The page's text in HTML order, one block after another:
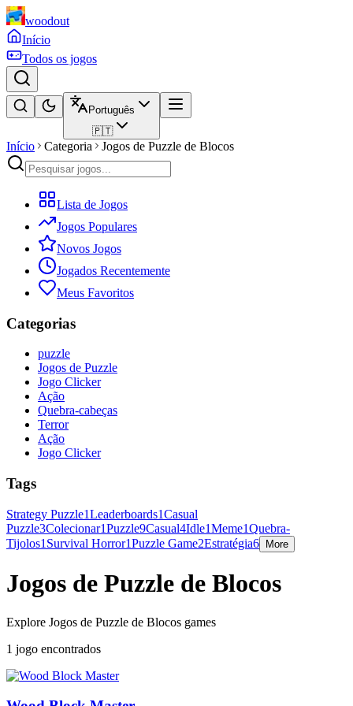
woodout
Início
Todos os jogos
Português
🇵🇹
Início Categoria Jogos de Puzzle de Blocos
Lista de Jogos
Jogos Populares
Novos Jogos
Jogados Recentemente
Meus Favoritos
Categorias
puzzle
Jogos de Puzzle
Jogo Clicker
Ação
Quebra-cabeças
Terror
Ação
Jogo Clicker
Tags
Strategy Puzzle1Leaderboards1Casual
Puzzle3Colecionar1Puzzle9Casual4Idle1Meme1Quebra-
Tijolos1 Survival Horror1Puzzle Game2Estratégia6 More
Jogos de Puzzle de Blocos
Explore Jogos de Puzzle de Blocos games
1 jogo encontrados